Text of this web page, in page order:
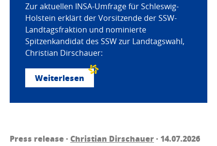
Zur aktuellen INSA-Umfrage für Schleswig-
Holstein erklärt der Vorsitzende der SSW-
Landtagsfraktion und nominierte
Spitzenkandidat des SSW zur Landtagswahl,
Christian Dirschauer:
Weiterlesen
Press release · Christian Dirschauer· 14.07.2026